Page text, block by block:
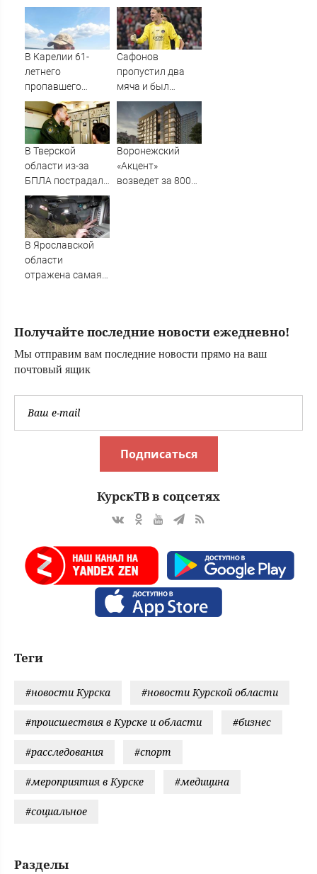
получить
российский
паспорт
В Карелии 61-
летнего
пропавшего
мужчину нашли
мертвым
Сафонов
пропустил два
мяча и был
заменён в матче с
«Мальоркой».
Российский
вратарь уступил
место Шевалье в
В Тверской
области из-за
БПЛА пострадал
склад
Вайлдберриз и
постройки в СНТ
– Новости Твери и
городов Тверской
Воронежский
«Акцент»
возведет за 800
В Ярославской
области
отражена самая
на Вести.ru
Получайте последние новости ежедневно!
Мы отправим вам последние новости прямо на ваш
почтовый ящик
Подписаться
КурскТВ в соцсетях
Теги
#новости Курска #новости Курской области
#происшествия в Курске и области #бизнес
#расследования #спорт
#мероприятия в Курске #медицина
#социальное
Разделы